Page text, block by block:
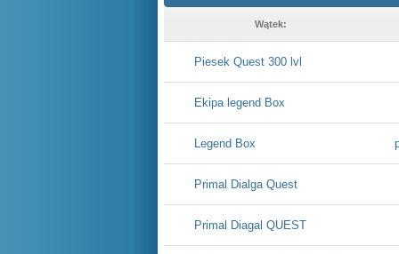
Wątek:
Piesek Quest 300 lvl
Ekipa legend Box
Legend Box
Primal Dialga Quest
Primal Diagal QUEST